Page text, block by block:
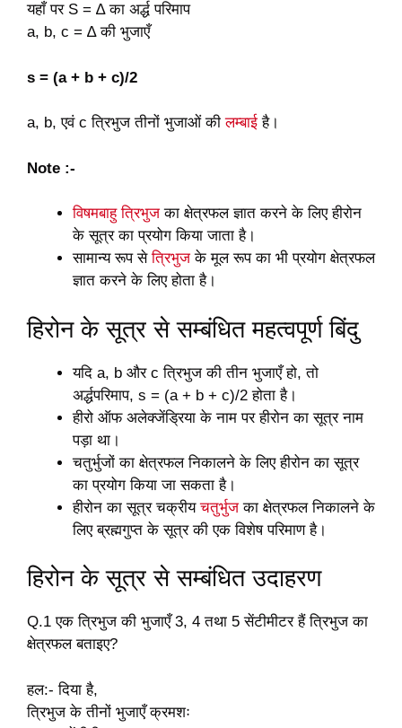
यहाँ पर S = ∆ का अर्द्ध परिमाप
a, b, c = ∆ की भुजाएँ
s = (a + b + c)/2
a, b, एवं c त्रिभुज तीनों भुजाओं कीलम्बाई है।
Note :-
विषमबाहु त्रिभुजका क्षेत्रफल ज्ञात करने के लिए हीरोन
के सूत्र का प्रयोग किया जाता है।
सामान्य रूप सेत्रिभुजके मूल रूप का भी प्रयोग क्षेत्रफल
ज्ञात करने के लिए होता है।
हिरोन के सूत्र से सम्बंधित महत्वपूर्ण बिंदु
यदि a, b और c त्रिभुज की तीन भुजाएँ हो, तो
अर्द्धपरिमाप, s = (a + b + c)/2 होता है।
हीरो ऑफ अलेक्जेंड्रिया के नाम पर हीरोन का सूत्र नाम
पड़ा था।
चतुर्भुजों का क्षेत्रफल निकालने के लिए हीरोन का सूत्र
का प्रयोग किया जा सकता है।
हीरोन का सूत्र चक्रीयचतुर्भुजका क्षेत्रफल निकालने के
लिए ब्रह्मगुप्त के सूत्र की एक विशेष परिमाण है।
हिरोन के सूत्र से सम्बंधित उदाहरण
Q.1 एक त्रिभुज की भुजाएँ 3, 4 तथा 5 सेंटीमीटर हैं त्रिभुज का
क्षेत्रफल बताइए?
हल:- दिया है,
त्रिभुज के तीनों भुजाएँ क्रमशः